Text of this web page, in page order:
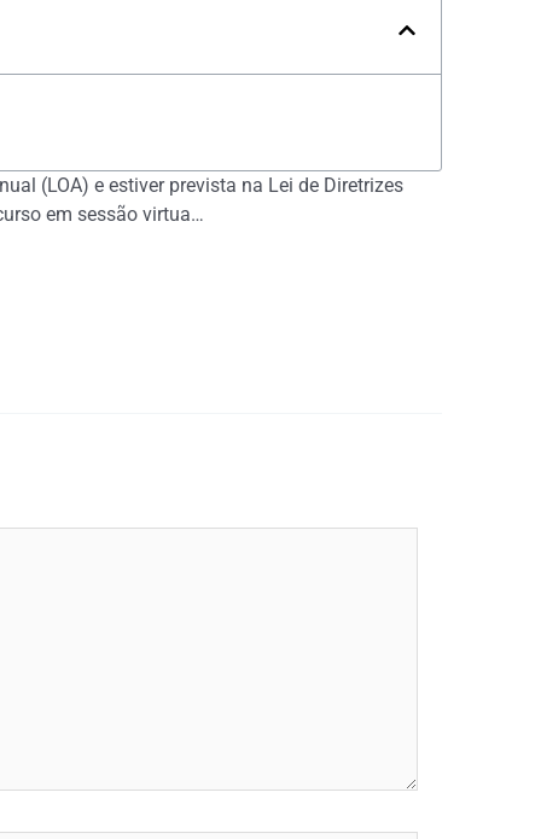
(LOA) e estiver prevista na Lei de Diretrizes
em sessão virtua…